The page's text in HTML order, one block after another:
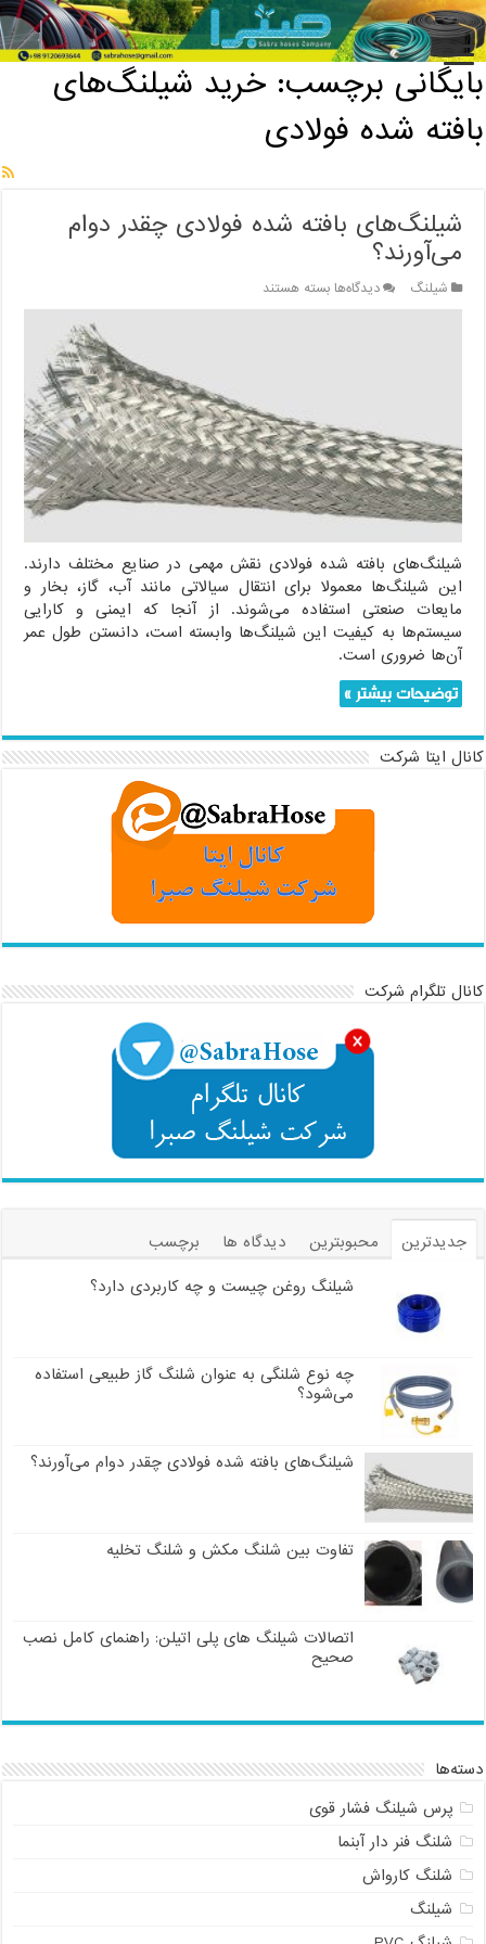
خانه / بایگانی برچسب: خرید شیلنگ‌های بافته شده فولادی
بایگانی برچسب:خرید شیلنگ‌های
بافته شده فولادی
شیلنگ‌های بافته شده فولادی چقدر دوام
می‌آورند؟
شیلنگ دیدگاه‌هابرای
شیلنگ‌های
می‌آورند؟
بسته هستند
شیلنگ‌های بافته شده فولادی نقش مهمی در صنایع مختلف دارند.
این شیلنگ‌ها معمولا برای انتقال سیالاتی مانند آب، گاز، بخار و
مایعات صنعتی استفاده می‌شوند. از آنجا که ایمنی و کارایی
سیستم‌ها به کیفیت این شیلنگ‌ها وابسته است، دانستن طول عمر
آن‌ها ضروری است.
توضیحات بیشتر »
کانال ایتا شرکت
کانال تلگرام شرکت
جدیدترین محبوبترین دیدگاه ها
برچسب
شیلنگ روغن چیست و چه کاربردی دارد؟
چه نوع شلنگی به عنوان شلنگ گاز طبیعی استفاده
می‌شود؟
شیلنگ‌های بافته شده فولادی چقدر دوام می‌آورند؟
تفاوت بین شلنگ مکش و شلنگ تخلیه
اتصالات شیلنگ های پلی اتیلن: راهنمای کامل نصب
صحیح
دسته‌ها
پرس شیلنگ فشار قوی
شلنگ فنر دار آبنما
شلنگ کارواش
شیلنگ